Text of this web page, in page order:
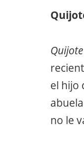
el hijo
no le